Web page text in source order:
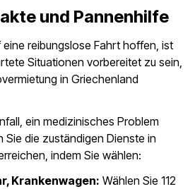
und Pannenhilfe
reibungslose Fahrt hoffen, ist
Situationen vorbereitet zu sein,
in Griechenland
ein medizinisches Problem
Sie die zuständigen Dienste in
indem Sie wählen:
Krankenwagen: Wählen Sie 112